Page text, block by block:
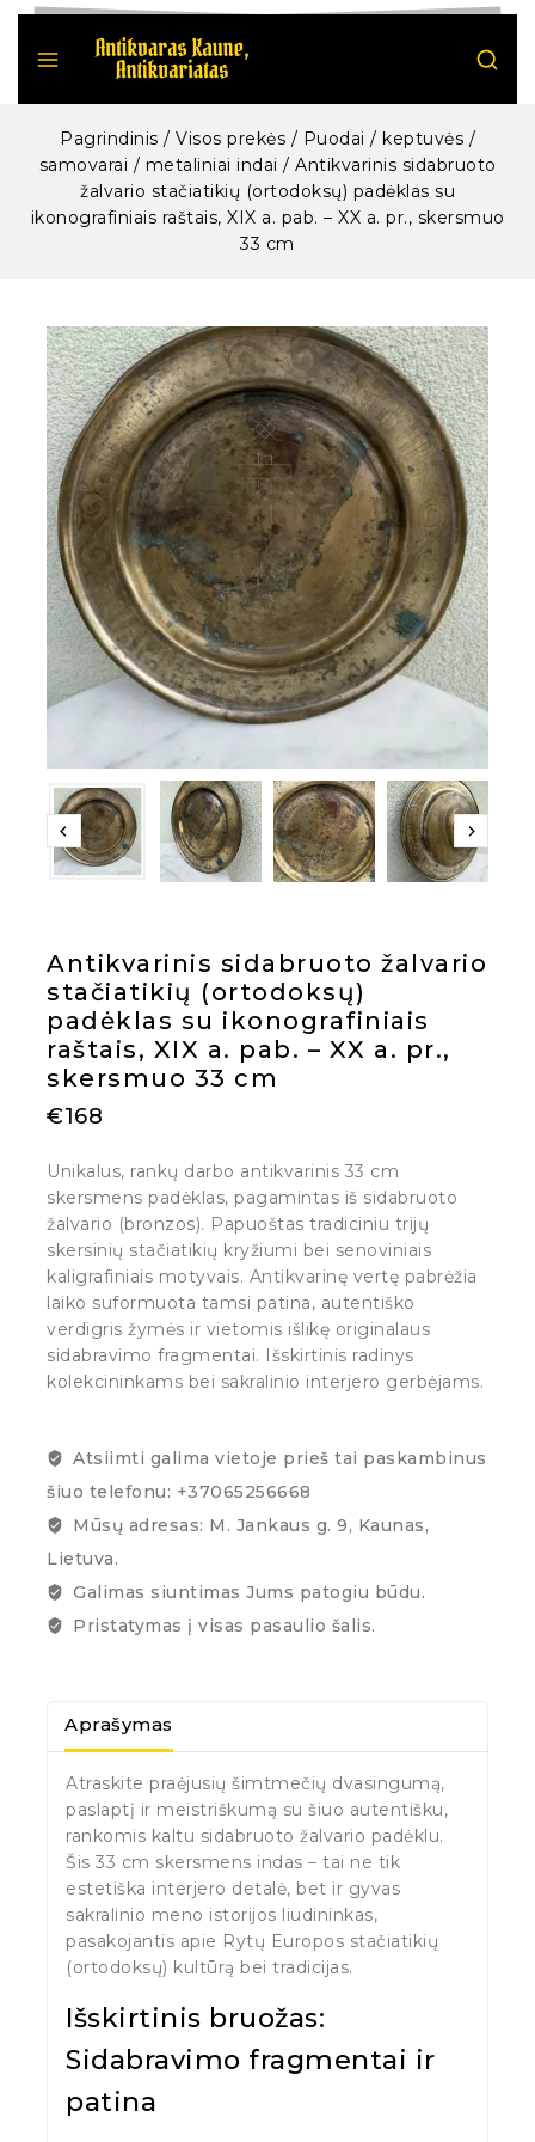
Pagrindinis / Visos prekės / Puodai / keptuvės /
samovarai / metaliniai indai / Antikvarinis sidabruoto
žalvario stačiatikių (ortodoksų) padėklas su
ikonografiniais raštais, XIX a. pab. – XX a. pr., skersmuo
33 cm
Antikvarinis sidabruoto žalvario
stačiatikių (ortodoksų)
padėklas su ikonografiniais
raštais, XIX a. pab. – XX a. pr.,
skersmuo 33 cm
€168
Unikalus, rankų darbo antikvarinis 33 cm
skersmens padėklas, pagamintas iš sidabruoto
žalvario (bronzos). Papuoštas tradiciniu trijų
skersinių stačiatikių kryžiumi bei senoviniais
kaligrafiniais motyvais. Antikvarinę vertę pabrėžia
laiko suformuota tamsi patina, autentiško
verdigris žymės ir vietomis išlikę originalaus
sidabravimo fragmentai. Išskirtinis radinys
kolekcininkams bei sakralinio interjero gerbėjams.
Atsiimti galima vietoje prieš tai paskambinus
šiuo telefonu: +37065256668
Mūsų adresas: M. Jankaus g. 9, Kaunas,
Lietuva.
Galimas siuntimas Jums patogiu būdu.
Pristatymas į visas pasaulio šalis.
Aprašymas
Atraskite praėjusių šimtmečių dvasingumą,
paslaptį ir meistriškumą su šiuo autentišku,
rankomis kaltu sidabruoto žalvario padėklu.
Šis 33 cm skersmens indas – tai ne tik
estetiška interjero detalė, bet ir gyvas
sakralinio meno istorijos liudininkas,
pasakojantis apie Rytų Europos stačiatikių
(ortodoksų) kultūrą bei tradicijas.
Išskirtinis bruožas:
Sidabravimo fragmentai ir
patina